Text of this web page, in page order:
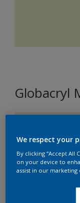
Globacryl
Format
We respect your
By clicking “Accept All
on your device to
assist in our marketing